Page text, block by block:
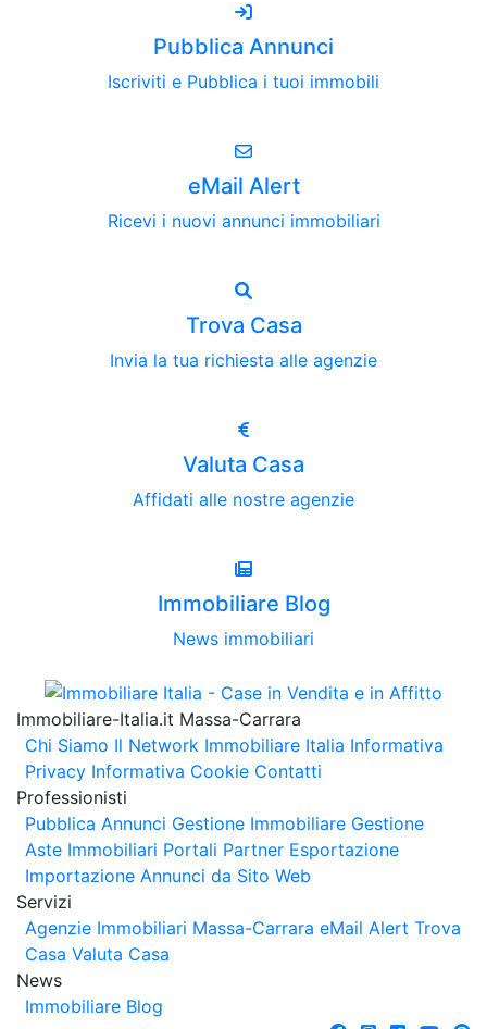
Pubblica Annunci
Iscriviti e Pubblica i tuoi immobili
eMail Alert
Ricevi i nuovi annunci immobiliari
Trova Casa
Invia la tua richiesta alle agenzie
Valuta Casa
Affidati alle nostre agenzie
Immobiliare Blog
News immobiliari
Immobiliare-Italia.it Massa-Carrara
Chi Siamo Il Network Immobiliare Italia Informativa
Privacy Informativa Cookie Contatti
Professionisti
Pubblica Annunci Gestione Immobiliare Gestione
Aste Immobiliari Portali Partner Esportazione
Importazione Annunci da Sito Web
Servizi
Agenzie Immobiliari Massa-Carrara eMail Alert Trova
Casa Valuta Casa
News
Immobiliare Blog